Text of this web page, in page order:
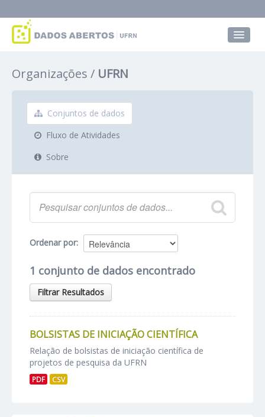
Grupos
Sobre
Organizações UFRN
Conjuntos de dados
Fluxo de Atividades
Sobre
Ordenar por
1 conjunto de dados encontrado
Filtrar Resultados
BOLSISTAS DE INICIAÇÃO CIENTÍFICA
Relação de bolsistas de iniciação científica de
projetos de pesquisa da UFRN
PDF CSV